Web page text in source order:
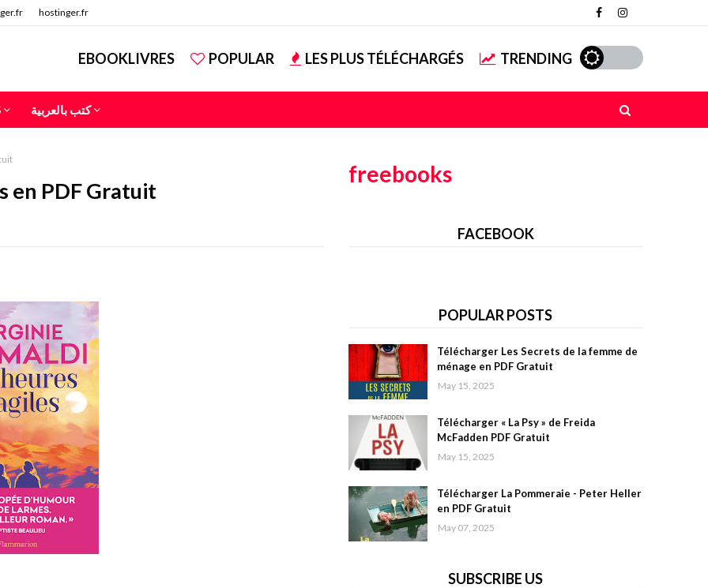
hostinger.fr
EBOOKLIVRES POPULAR LES PLUS TÉLÉCHARGÉS TRENDING
كتب بالعربية
en PDF Gratuit
freebooks
FACEBOOK
POPULAR POSTS
Télécharger Les Secrets de la femme de
ménage en PDF Gratuit
May 15, 2025
Télécharger « La Psy » de Freida
McFadden PDF Gratuit
May 15, 2025
Télécharger La Pommeraie - Peter Heller
en PDF Gratuit
May 07, 2025
SUBSCRIBE US